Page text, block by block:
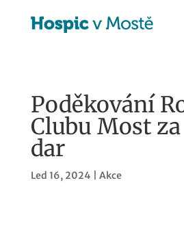
Poděkování
Clubu Most
dar
Led 16, 2024 Akce